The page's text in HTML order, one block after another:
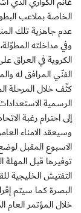
الخاصة بملاعب
عدم جاهزية تلك
وفي مداخلته
الكروية في العراق
الفنّي المرافق له
كثّف خلال المرحلة
الرسمية
إلى احترام رغبة
وسيعقد الامناء
الاسبوع المقبل
توفيرها قبل المهلة
التفتيش الخليجية
البصرة كما سيتم
خلال المؤتمر العام